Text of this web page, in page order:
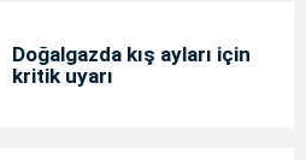
Doğalgazda kış ayları için
kritik uyarı